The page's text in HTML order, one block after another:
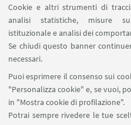
Cookie e altri strumenti di
analisi statistiche, misure
istituzionale e analisi dei
Se chiudi questo banner
necessari.
Puoi esprimere il consenso sui
"Personalizza cookie" e, se vuoi,
in "Mostra cookie di profilazione".
Potrai sempre rivedere le tue
SEGUI IL
SEGUI